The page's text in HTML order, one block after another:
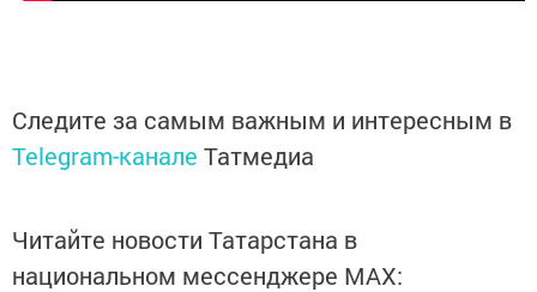
Следите за самым важным и интересным в
Telegram-канале Татмедиа
Читайте новости Татарстана в
национальном мессенджере MАХ: